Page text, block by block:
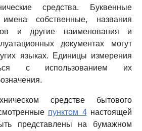
средства. Буквенные
собственные, названия
и другие наименования и
документах могут
языках. Единицы измерения
с использованием их
средстве бытового
пунктом 4настоящей
представлены на бумажном